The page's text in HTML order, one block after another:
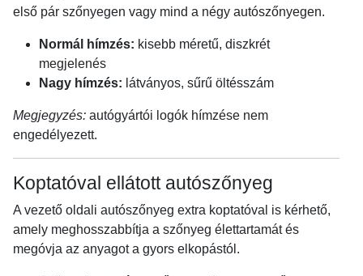
első pár szőnyegen vagy mind a négy autószőnyegen.
Normál hímzés: kisebb méretű, diszkrét
megjelenés
Nagy hímzés: látványos, sűrű öltésszám
Megjegyzés: autógyártói logók hímzése nem
engedélyezett.
Koptatóval ellátott autószőnyeg
A vezető oldali autószőnyeg extra koptatóval is kérhető,
amely meghosszabbítja a szőnyeg élettartamát és
megóvja az anyagot a gyors elkopástól.